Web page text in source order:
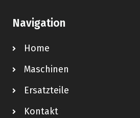
Navigation
Home
Maschinen
Ersatzteile
Kontakt